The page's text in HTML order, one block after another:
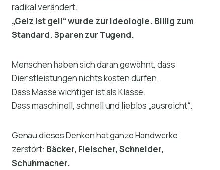
radikal verändert.
„Geiz ist geil“ wurde zur Ideologie. Billig zum
Standard. Sparen zur Tugend.
Menschen haben sich daran gewöhnt, dass
Dienstleistungen nichts kosten dürfen.
Dass Masse wichtiger ist als Klasse.
Dass maschinell, schnell und lieblos „ausreicht“.
Genau dieses Denken hat ganze Handwerke
zerstört: Bäcker, Fleischer, Schneider,
Schuhmacher.